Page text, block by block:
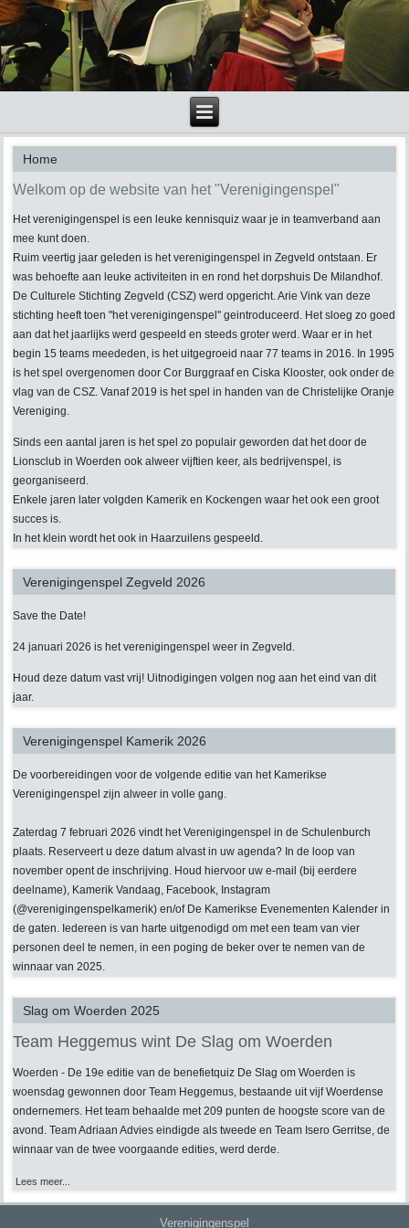
Home
Welkom op de website van het "Verenigingenspel"
Het verenigingenspel is een leuke kennisquiz waar je in teamverband aan
mee kunt doen.
Ruim veertig jaar geleden is het verenigingenspel in Zegveld ontstaan. Er
was behoefte aan leuke activiteiten in en rond het dorpshuis De Milandhof.
De Culturele Stichting Zegveld (CSZ) werd opgericht. Arie Vink van deze
stichting heeft toen "het verenigingenspel" geintroduceerd. Het sloeg zo goed
aan dat het jaarlijks werd gespeeld en steeds groter werd. Waar er in het
begin 15 teams meededen, is het uitgegroeid naar 77 teams in 2016. In 1995
is het spel overgenomen door Cor Burggraaf en Ciska Klooster, ook onder de
vlag van de CSZ. Vanaf 2019 is het spel in handen van de Christelijke Oranje
Vereniging.
Sinds een aantal jaren is het spel zo populair geworden dat het door de
Lionsclub in Woerden ook alweer vijftien keer, als bedrijvenspel, is
georganiseerd.
Enkele jaren later volgden Kamerik en Kockengen waar het ook een groot
succes is.
In het klein wordt het ook in Haarzuilens gespeeld.
Verenigingenspel Zegveld 2026
Save the Date!
24 januari 2026 is het verenigingenspel weer in Zegveld.
Houd deze datum vast vrij! Uitnodigingen volgen nog aan het eind van dit
jaar.
Verenigingenspel Kamerik 2026
De voorbereidingen voor de volgende editie van het Kamerikse
Verenigingenspel zijn alweer in volle gang.
Zaterdag 7 februari 2026 vindt het Verenigingenspel in de Schulenburch
plaats. Reserveert u deze datum alvast in uw agenda? In de loop van
november opent de inschrijving. Houd hiervoor uw e-mail (bij eerdere
deelname), Kamerik Vandaag, Facebook, Instagram
(@verenigingenspelkamerik) en/of De Kamerikse Evenementen Kalender in
de gaten. Iedereen is van harte uitgenodigd om met een team van vier
personen deel te nemen, in een poging de beker over te nemen van de
winnaar van 2025.
Slag om Woerden 2025
Team Heggemus wint De Slag om Woerden
Woerden - De 19e editie van de benefietquiz De Slag om Woerden is
woensdag gewonnen door Team Heggemus, bestaande uit vijf Woerdense
ondernemers. Het team behaalde met 209 punten de hoogste score van de
avond. Team Adriaan Advies eindigde als tweede en Team Isero Gerritse, de
winnaar van de twee voorgaande edities, werd derde.
Lees meer...
Verenigingenspel